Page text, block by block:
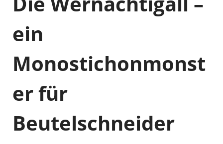
ein
Monostichonmonst
er für
Beutelschneider